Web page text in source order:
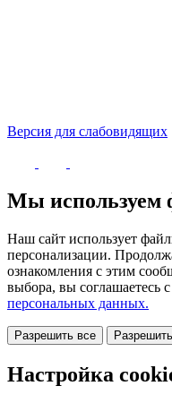
Версия для слабовидящих
Мы используем
Наш сайт использует
персонализации.
ознакомления с этим
выбора, вы соглашаетесь
персональных данных.
Разрешить все
Настройка